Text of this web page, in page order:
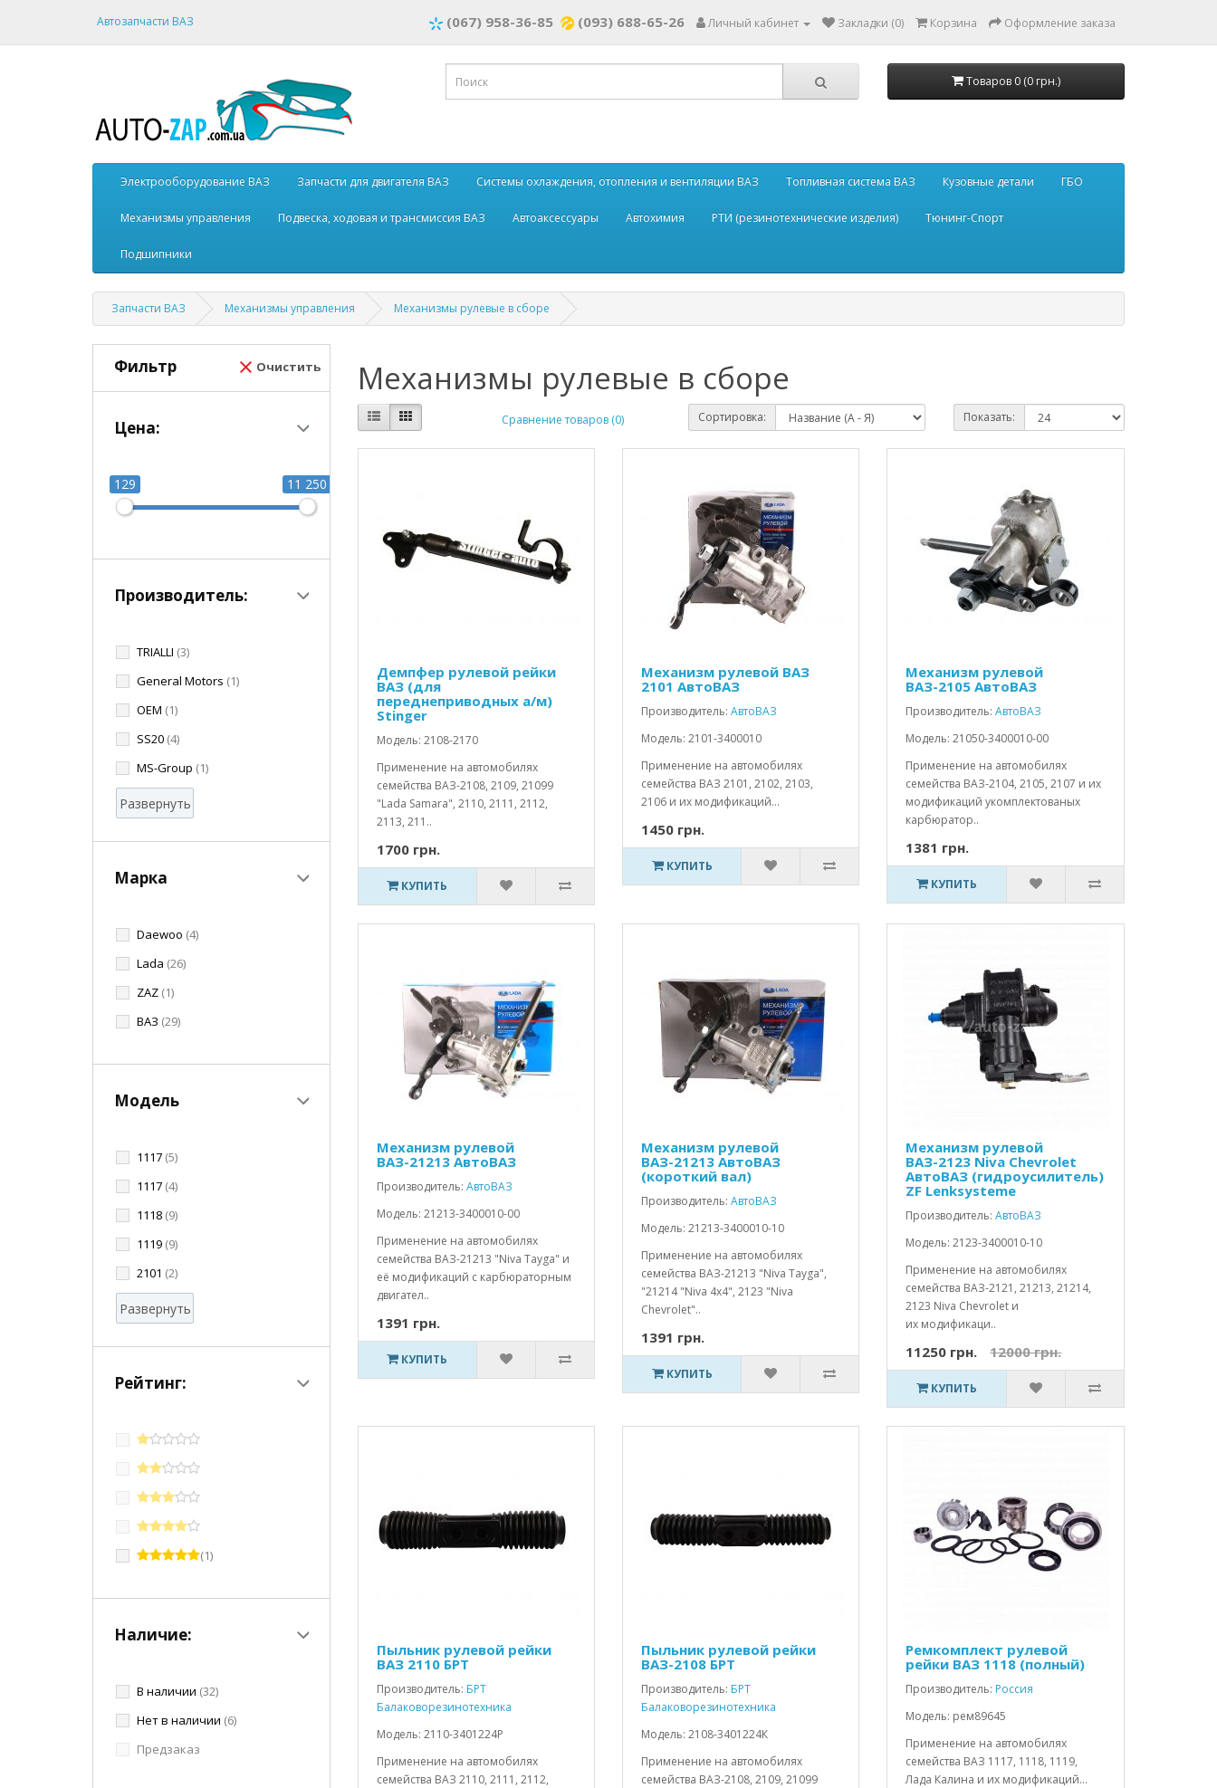
Автозапчасти ВАЗ (067) 958-36-85 (093) 688-65-26 Личный кабинет Закладки (0) Корзина Оформление заказа
Товаров 0 (0 грн.)
Электрооборудование ВАЗ Запчасти для двигателя ВАЗ Системы охлаждения, отопления и вентиляции ВАЗ Топливная система ВАЗ Кузовные детали ГБО
Механизмы управления Подвеска, ходовая и трансмиссия ВАЗ Автоаксессуары Автохимия РТИ (резинотехнические изделия) Тюнинг-Спорт
Подшипники
Запчасти ВАЗ Механизмы управления Механизмы рулевые в сборе
Очистить
Фильтр
Цена:
129 11 250
Производитель:
TRIALLI (3)
General Motors (1)
OEM (1)
SS20 (4)
MS-Group (1)
Развернуть
Марка
Daewoo (4)
Lada (26)
ZAZ (1)
ВАЗ (29)
Модель
1117 (5)
1117 (4)
1118 (9)
1119 (9)
2101 (2)
Развернуть
Рейтинг:
(1)
Наличие:
В наличии (32)
Нет в наличии (6)
Предзаказ
Механизмы рулевые в сборе
Сравнение товаров (0) Сортировка: Показать:
Демпфер рулевой рейки
ВАЗ (для
переднеприводных а/м)
Stinger
Модель: 2108-2170
Применение на автомобилях
семейства ВАЗ-2108, 2109, 21099
"Lada Samara", 2110, 2111, 2112,
2113, 211..
1700 грн.
КУПИТЬ
Механизм рулевой ВАЗ
2101 АвтоВАЗ
Производитель: АвтоВАЗ
Модель: 2101-3400010
Применение на автомобилях
семейства ВАЗ 2101, 2102, 2103,
2106 и их модификаций...
1450 грн.
КУПИТЬ
Механизм рулевой
ВАЗ-2105 АвтоВАЗ
Производитель:АвтоВАЗ
Модель: 21050-3400010-00
Применение на автомобилях
семейства ВАЗ-2104, 2105, 2107 и их
модификаций укомплектованых
карбюратор..
1381 грн.
КУПИТЬ
Механизм рулевой
ВАЗ-21213 АвтоВАЗ
Производитель: АвтоВАЗ
Модель: 21213-3400010-00
Применение на автомобилях
семейства ВАЗ-21213 "Niva Tayga" и
её модификаций с карбюраторным
двигател..
1391 грн.
КУПИТЬ
Механизм рулевой
ВАЗ-21213 АвтоВАЗ
(короткий вал)
Производитель: АвтоВАЗ
Модель: 21213-3400010-10
Применение на автомобилях
семейства ВАЗ-21213 "Niva Tayga",
"21214 "Niva 4x4", 2123 "Niva
Chevrolet"..
1391 грн.
КУПИТЬ
Механизм рулевой
ВАЗ-2123 Niva Chevrolet
АвтоВАЗ (гидроусилитель)
ZF Lenksysteme
Производитель:АвтоВАЗ
Модель: 2123-3400010-10
Применение на автомобилях
семейства ВАЗ-2121, 21213, 21214,
2123 Niva Chevrolet и
их модификаци..
11250 грн. 12000 грн.
КУПИТЬ
Пыльник рулевой рейки
ВАЗ 2110 БРТ
Производитель: БРТ
Балаковорезинотехника
Модель: 2110-3401224Р
Применение на автомобилях
семейства ВАЗ 2110, 2111, 2112,
Пыльник рулевой рейки
ВАЗ-2108 БРТ
Производитель: БРТ
Балаковорезинотехника
Модель: 2108-3401224К
Применение на автомобилях
семейства ВАЗ-2108, 2109, 21099
Ремкомплект рулевой
рейки ВАЗ 1118 (полный)
Производитель: Россия
Модель: рем89645
Применение на автомобилях
семейства ВАЗ 1117, 1118, 1119,
Лада Калина и их модификаций...